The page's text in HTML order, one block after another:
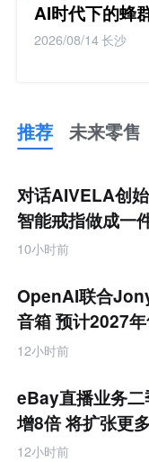
AI时代下的蜂
2026/08/14长沙
推荐 未来零售
来
零
售
跨
境
产
业
互
联
网
对话AIVELA创
智能戒指做成一
饰品
10小时前
OpenAI联合
音箱 预计2027
元
12小时前
eBay直播业务
增8倍 将扩张更
12小时前